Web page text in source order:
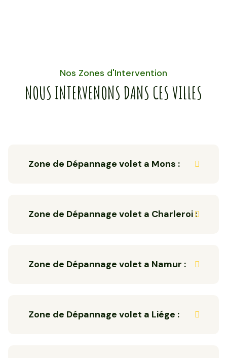
Nos Zones d'Intervention
NOUS INTERVENONS DANS CES VILLES
Zone de Dépannage volet a Mons :
Zone de Dépannage volet a Charleroi :
Zone de Dépannage volet a Namur :
Zone de Dépannage volet a Liége :